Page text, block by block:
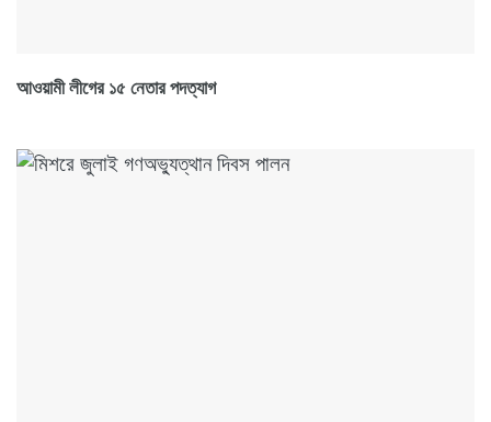
আওয়ামী লীগের ১৫ নেতার পদত্যাগ